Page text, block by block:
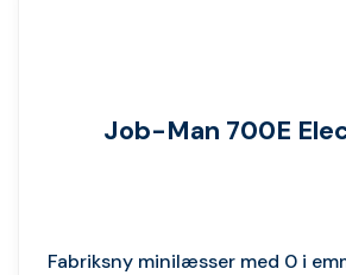
Job-Man 700E
Fabriksny minilæsser med 0 i